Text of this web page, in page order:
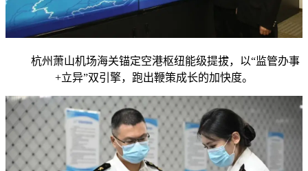
杭州萧山机场海关锚定空港枢纽能级提拔，以“监管办事
+立异”双引擎，跑出鞭策成长的加快度。